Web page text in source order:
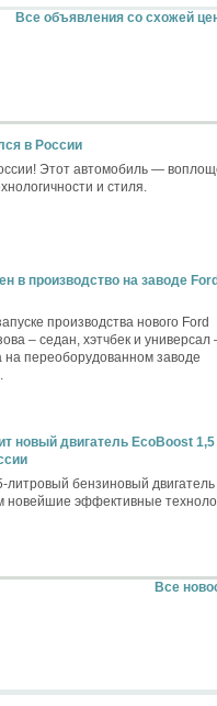
Все объявления со схожей
в России
Этот автомобиль —
и стиля.
в производство на заводе
производства нового Ford
– седан, хэтчбек и универсал
на переоборудованном заводе
новый двигатель EcoBoost 1,5
бензиновый двигатель
новейшие эффективные
Все